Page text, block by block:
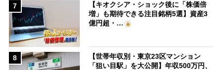
7
【キオクシア・ショック後に「株価倍
増」も期待できる注目銘柄5選】資産3
億円超・…
8
【世帯年収別・東京23区マンション
「狙い目駅」を大公開】年収500万円、